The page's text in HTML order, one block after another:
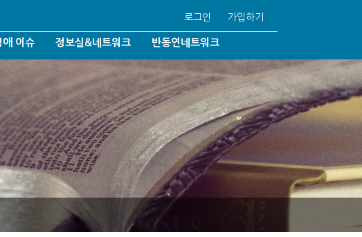
로그인 가입하기
애 이슈
성/전환치료
성병
/성소수자
차별금지법/동성결혼
정/군형법92조6/학생인권조례
축체/퀴어신학이단
의자유침해/기독교박해
정보실&네트워크
반동연언론보도
반동연자료실
국내협력기관
해외협력기관
Q&A
자유게시판
동성애온라인/일대일상담
반동연네트워크